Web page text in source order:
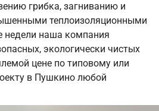
грибка, загниванию и
теплоизоляционными
недели наша компания
экологически чистых
цене по типовому или
в Пушкино любой